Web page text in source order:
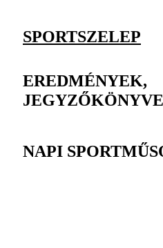
SPORTSZELEP
EREDMÉNYEK,
NAPI